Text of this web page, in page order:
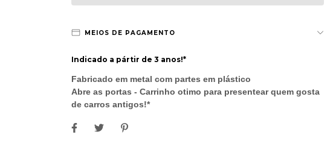
MEIOS DE PAGAMENTO
Indicado a pártir de 3 anos!*
Fabricado em metal com partes em plástico
Abre as portas - Carrinho otimo para presentear quem gosta
de carros antigos!*